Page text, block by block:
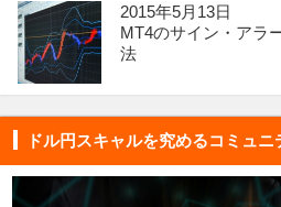
2015年5月13日
MT4のサイン・アラ
法
ドル円スキャルを究めるコミュニ